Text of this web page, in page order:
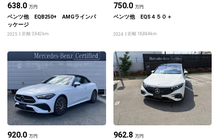
638.0 万円
ベンツ他 EQB250+ AMGラインパ
ッケージ
2025 距離 3,942km
750.0 万円
ベンツ他 EQS４５０＋
2024 距離 18,884km
920.0 万円 962.8 万円